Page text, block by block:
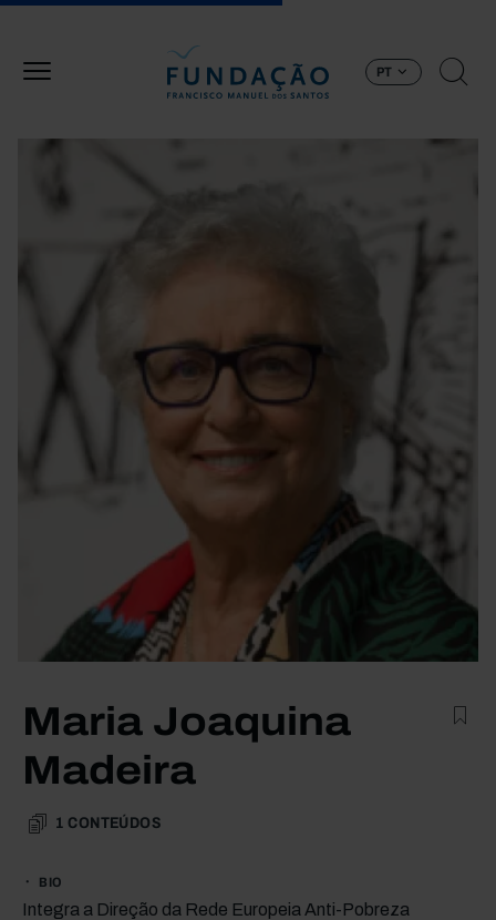
PT
Maria Joaquina
Madeira
1 CONTEÚDOS
BIO
Integra a Direção da Rede Europeia Anti-Pobreza